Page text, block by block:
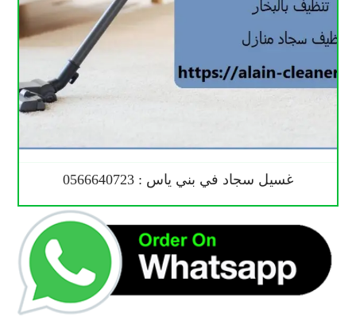
غسيل سجاد في بني ياس : 0566640723